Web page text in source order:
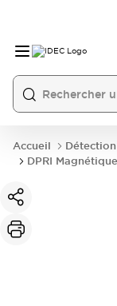
Accueil Détection
DPRI Magnétique